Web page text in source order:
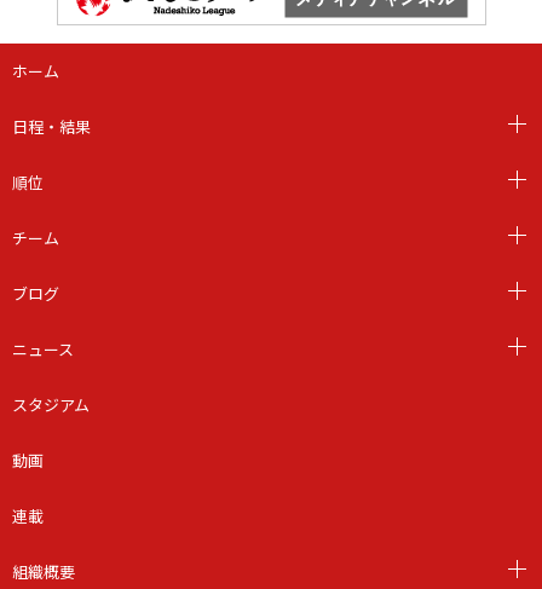
ホーム
日程・結果
順位
チーム
ブログ
ニュース
スタジアム
動画
連載
組織概要